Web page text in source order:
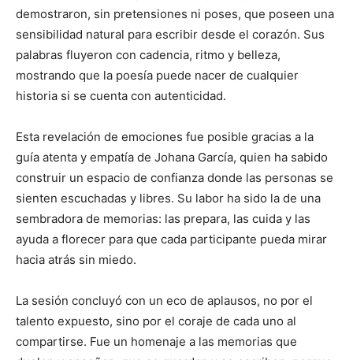
demostraron, sin pretensiones ni poses, que poseen una
sensibilidad natural para escribir desde el corazón. Sus
palabras fluyeron con cadencia, ritmo y belleza,
mostrando que la poesía puede nacer de cualquier
historia si se cuenta con autenticidad.
Esta revelación de emociones fue posible gracias a la
guía atenta y empatía de Johana García, quien ha sabido
construir un espacio de confianza donde las personas se
sienten escuchadas y libres. Su labor ha sido la de una
sembradora de memorias: las prepara, las cuida y las
ayuda a florecer para que cada participante pueda mirar
hacia atrás sin miedo.
La sesión concluyó con un eco de aplausos, no por el
talento expuesto, sino por el coraje de cada uno al
compartirse. Fue un homenaje a las memorias que